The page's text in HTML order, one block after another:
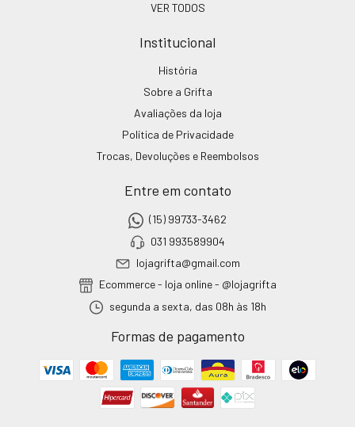
VER TODOS
Institucional
História
Sobre a Grifta
Avaliações da loja
Política de Privacidade
Trocas, Devoluções e Reembolsos
Entre em contato
(15) 99733-3462
031 993589904
lojagrifta@gmail.com
Ecommerce - loja online - @lojagrifta
segunda a sexta, das 08h às 18h
Formas de pagamento